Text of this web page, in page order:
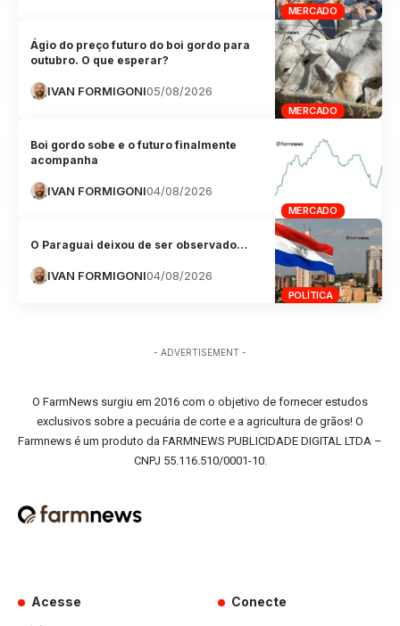
MERCADO
MERCADO
Ágio do preço futuro do boi gordo para
outubro. O que esperar?
IVAN FORMIGONI05/08/2026
MERCADO
Boi gordo sobe e o futuro finalmente
acompanha
IVAN FORMIGONI04/08/2026
POLÍTICA
O Paraguai deixou de ser observado…
IVAN FORMIGONI04/08/2026
- ADVERTISEMENT -
O FarmNews surgiu em 2016 com o objetivo de fornecer estudos
exclusivos sobre a pecuária de corte e a agricultura de grãos! O
Farmnews é um produto da FARMNEWS PUBLICIDADE DIGITAL LTDA –
CNPJ 55.116.510/0001-10.
Acesse Conecte